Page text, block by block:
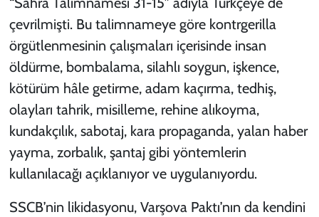
çevrilmişti. Bu talimnameye göre kontrgerilla
örgütlenmesinin çalışmaları içerisinde insan
öldürme, bombalama, silahlı soygun, işkence,
kötürüm hâle getirme, adam kaçırma, tedhiş,
olayları tahrik, misilleme, rehine alıkoyma,
kundakçılık, sabotaj, kara propaganda, yalan haber
yayma, zorbalık, şantaj gibi yöntemlerin
kullanılacağı açıklanıyor ve uygulanıyordu.
SSCB’nin likidasyonu, Varşova Paktı’nın da kendini